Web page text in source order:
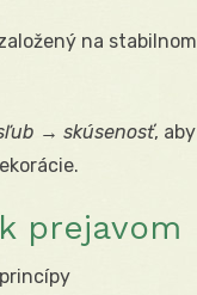
na stabilnom
→ skúsenosť, aby
prejavom